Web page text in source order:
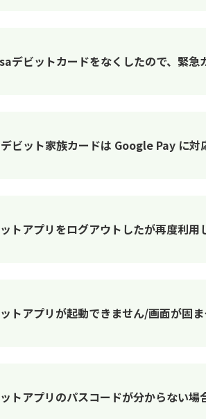
デビットカードをなくしたので、緊急
ビット家族カードは Google Pay に対
トアプリをログアウトしたが再度利用
トアプリが起動できません/画面が固
トアプリのパスコードが分からない場